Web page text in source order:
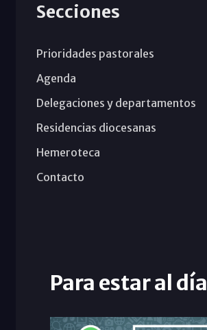
Secciones
Prioridades pastorales
Agenda
Delegaciones y departamentos
Residencias diocesanas
Hemeroteca
Contacto
Para estar al día